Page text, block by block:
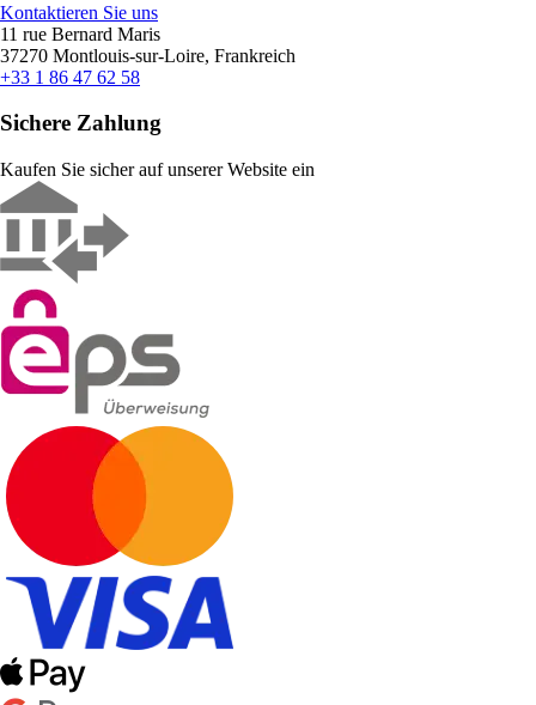
Kontaktieren Sie uns
11 rue Bernard Maris
37270 Montlouis-sur-Loire, Frankreich
+33 1 86 47 62 58
Sichere Zahlung
Kaufen Sie sicher auf unserer Website ein